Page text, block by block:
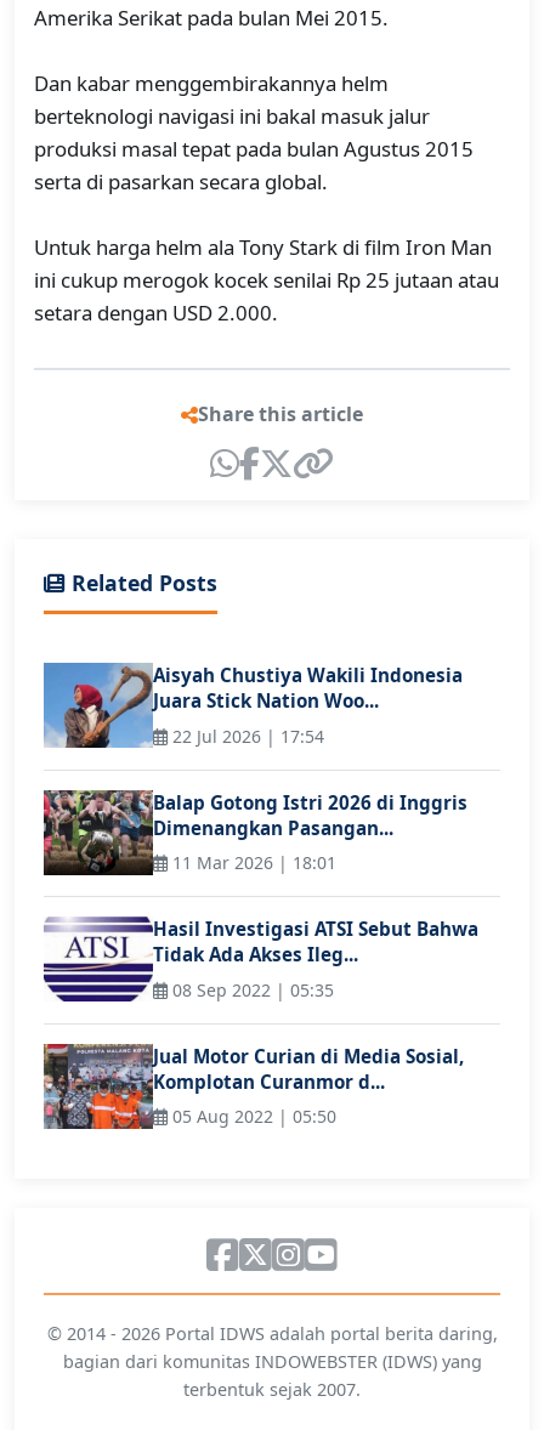
Amerika Serikat pada bulan Mei 2015.
Dan kabar menggembirakannya helm
berteknologi navigasi ini bakal masuk jalur
produksi masal tepat pada bulan Agustus 2015
serta di pasarkan secara global.
Untuk harga helm ala Tony Stark di film Iron Man
ini cukup merogok kocek senilai Rp 25 jutaan atau
setara dengan USD 2.000.
Share this article
Related Posts
Aisyah Chustiya Wakili Indonesia
Juara Stick Nation Woo...
22 Jul 2026 | 17:54
Balap Gotong Istri 2026 di Inggris
Dimenangkan Pasangan...
11 Mar 2026 | 18:01
Hasil Investigasi ATSI Sebut Bahwa
Tidak Ada Akses Ileg...
08 Sep 2022 | 05:35
Jual Motor Curian di Media Sosial,
Komplotan Curanmor d...
05 Aug 2022 | 05:50
© 2014 - 2026 Portal IDWS adalah portal berita daring,
bagian dari komunitas INDOWEBSTER (IDWS) yang
terbentuk sejak 2007.